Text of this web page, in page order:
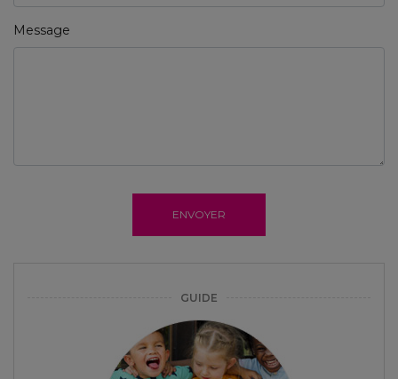
Message
ENVOYER
GUIDE